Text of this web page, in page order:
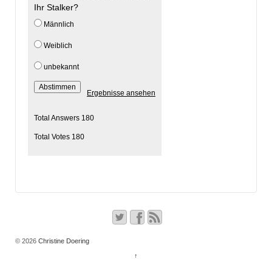
Ihr Stalker?
Männlich
Weiblich
unbekannt
Abstimmen
Ergebnisse ansehen
Total Answers 180
Total Votes 180
© 2026 Christine Doering
↑